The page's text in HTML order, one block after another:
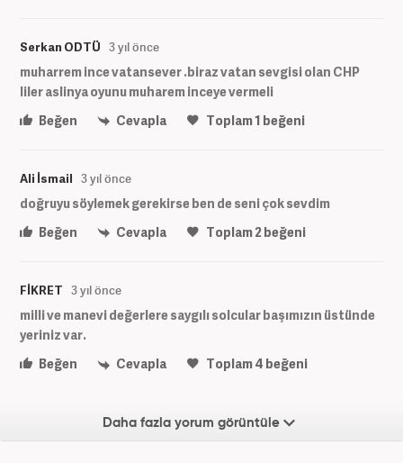
Serkan ODTÜ 3 yıl önce
muharrem ince vatansever .biraz vatan sevgisi olan CHP
liler aslinya oyunu muharem inceye vermeli
Beğen
Cevapla Toplam1 beğeni
Ali İsmail 3 yıl önce
doğruyu söylemek gerekirse ben de seni çok sevdim
Beğen
Cevapla Toplam2beğeni
FİKRET 3 yıl önce
milli ve manevi değerlere saygılı solcular başımızın üstünde
yeriniz var.
Beğen
Cevapla Toplam4 beğeni
Daha fazla yorum görüntüle